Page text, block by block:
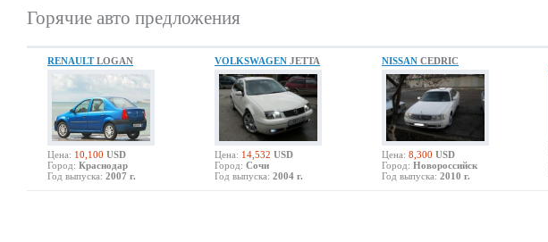
Горячие авто предложения
RENAULTLOGAN
Цена: 10,100 USD
Город: Краснодар
Год выпуска: 2007 г.
VOLKSWAGEN JETTA
Цена: 14,532 USD
Город: Сочи
Год выпуска: 2004 г.
NISSAN CEDRIC
Цена: 8,300 USD
Город: Новороссийск
Год выпуска: 2010 г.